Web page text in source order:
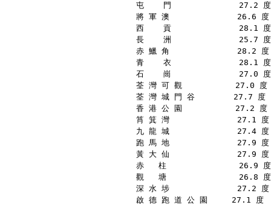
屯    門              27.2
將 軍 澳              26.6
西    貢              28.1
長    洲              25.7
赤 鱲 角              28.2
青    衣              28.1
石    崗              27.0
荃 灣 可 觀           27.0
荃 灣 城 門 谷        27.7
香 港 公 園           27.2
筲 箕 灣              27.1
九 龍 城              27.4
跑 馬 地              27.9
黃 大 仙              27.9
赤   柱               26.9
觀   塘               26.8
深 水 埗              27.2
啟 德 跑 道 公 園     27.1